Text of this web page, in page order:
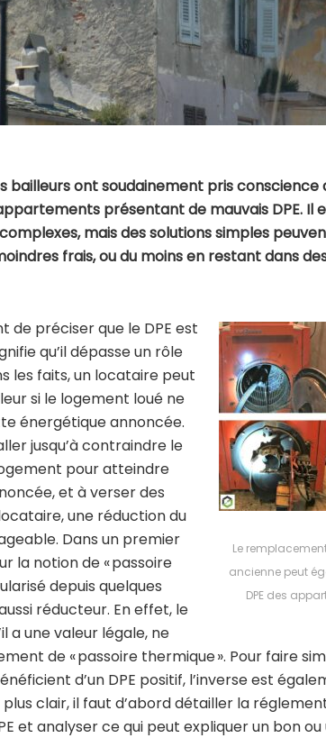
ont soudainement pris conscience
présentant de mauvais DPE. Il
mais des solutions simples
frais, ou du moins en restant dans
Le
ancienne peut
DPE des
de préciser que le DPE est
qu’il dépasse un rôle
les faits, un locataire peut
si le logement loué ne
énergétique annoncée.
jusqu’à contraindre le
pour atteindre
et à verser des
une réduction du
Dans un premier
la notion de « passoire
depuis quelques
réducteur. En effet, le
a une valeur légale, ne
de « passoire thermique ». Pour faire
d’un DPE positif, l’inverse est
plus clair, il faut d’abord détailler la
et analyser ce qui peut expliquer un bon ou